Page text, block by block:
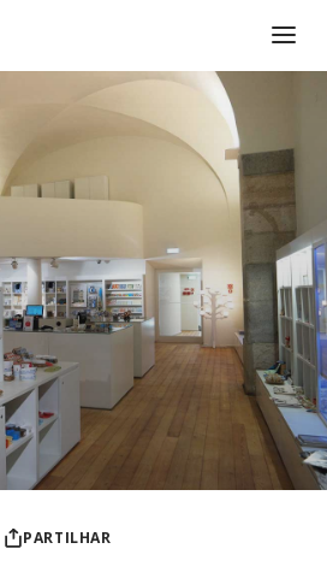
PARTILHAR